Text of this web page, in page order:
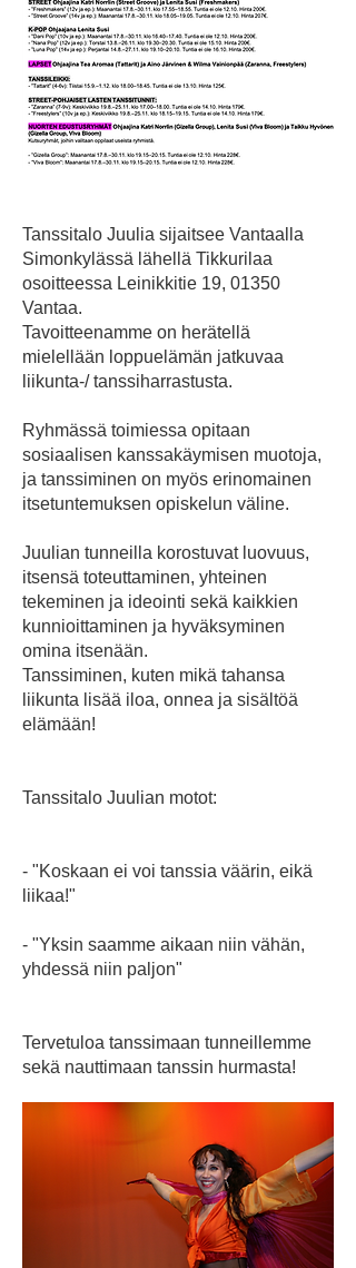
Tanssitalo Juulia sijaitsee Vantaalla
Simonkylässä lähellä Tikkurilaa
osoitteessa Leinikkitie 19, 01350
Vantaa.
Tavoitteenamme on herätellä
mielellään loppuelämän jatkuvaa
liikunta-/ tanssiharrastusta.
Ryhmässä toimiessa opitaan
sosiaalisen kanssakäymisen muotoja,
ja tanssiminen on myös erinomainen
itsetuntemuksen opiskelun väline.
Juulian tunneilla korostuvat luovuus,
itsensä toteuttaminen, yhteinen
tekeminen ja ideointi sekä kaikkien
kunnioittaminen ja hyväksyminen
omina itsenään.
Tanssiminen, kuten mikä tahansa
liikunta lisää iloa, onnea ja sisältöä
elämään!
Tanssitalo Juulian motot:
- "Koskaan ei voi tanssia väärin, eikä
liikaa!"
- "Yksin saamme aikaan niin vähän,
yhdessä niin paljon"
Tervetuloa tanssimaan tunneillemme
sekä nauttimaan tanssin hurmasta!